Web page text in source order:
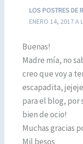
LOS POSTRES DE
ENERO 14, 2017 A
Buenas!
Madre mía, no
creo que voy a
escapadita,
para el blog, por
bien de ocio!
Muchas gracias
Mil besos